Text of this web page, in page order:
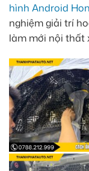
hình Android
nghiệm giải trí
làm mới nội thất